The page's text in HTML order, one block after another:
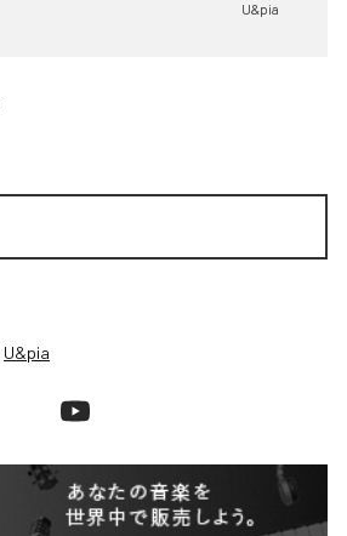
U&pia
U&pia